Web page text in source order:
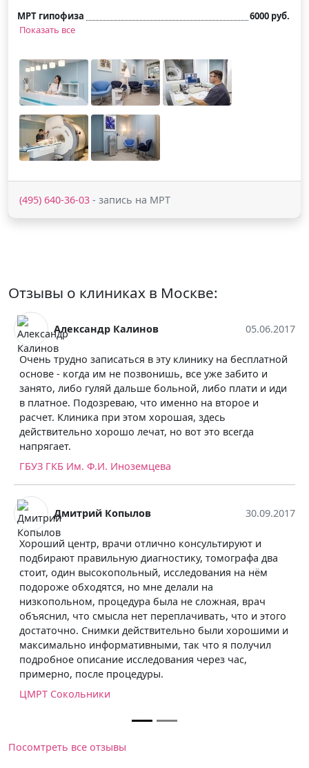
МРТ гипофиза
6000 руб.
Показать все
(495) 640-36-03 - запись на МРТ
Отзывы о клиниках в Москве:
05.06.2017
в эту клинику на бесплатной
позвонишь, все уже забито и
больной, либо плати и иди
что именно на второе и
этом хорошая, здесь
лечат, но вот это всегда
30.09.2017
отлично консультируют и
диагностику, томографа два
исследования на нём
но мне делали на
была не сложная, врач
нет переплачивать, что и этого
действительно были хорошими и
так что я получил
исследования через час,
Qw Qw
Большое спасибо
томографии,
пониманием и
переделать
помогли - сделали
ГБУЗ ГКБ Им. Ф.И.
Посомтреть все отзывы